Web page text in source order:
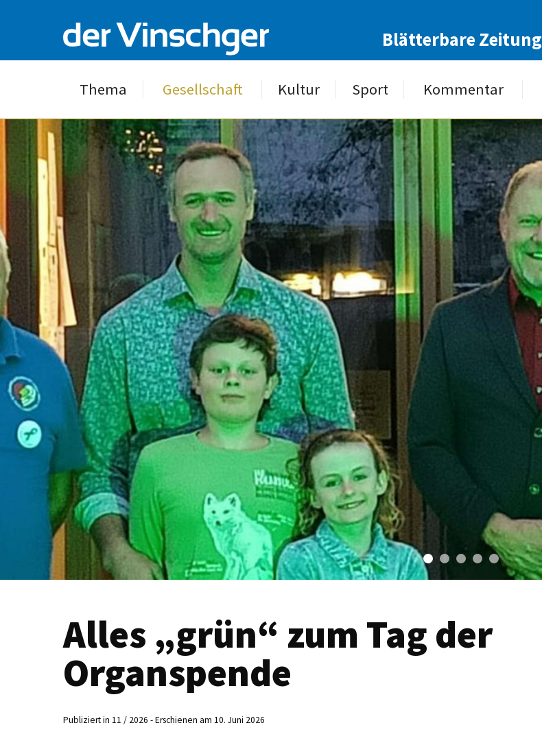
Blätterbare Zeitung
Thema Gesellschaft Kultur Sport Kommentar
Alles „grün“ zum Tag der
Organspende
Publiziert in 11 / 2026 - Erschienen am 10. Juni 2026